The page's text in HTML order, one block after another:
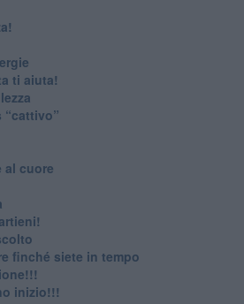
ti aiuta!
“cattivo”
al cuore
finché siete in tempo
inizio!!!